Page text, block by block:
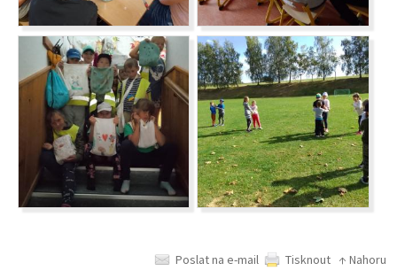
Poslat na e-mail Tisknout ↑ Nahoru